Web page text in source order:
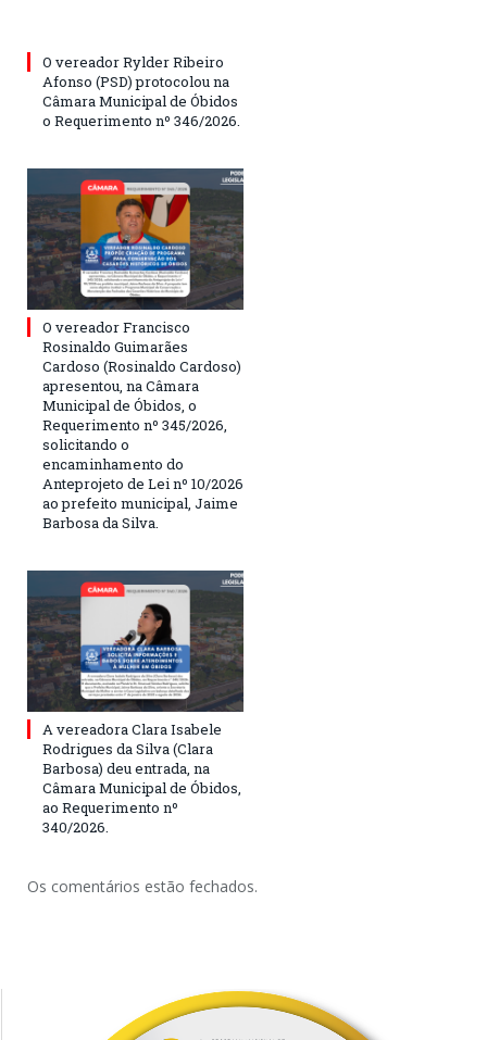
O vereador Rylder Ribeiro
Afonso (PSD) protocolou na
Câmara Municipal de Óbidos
o Requerimento nº 346/2026.
O vereador Francisco
Rosinaldo Guimarães
Cardoso (Rosinaldo Cardoso)
apresentou, na Câmara
Municipal de Óbidos, o
Requerimento nº 345/2026,
solicitando o
encaminhamento do
Anteprojeto de Lei nº 10/2026
ao prefeito municipal, Jaime
Barbosa da Silva.
A vereadora Clara Isabele
Rodrigues da Silva (Clara
Barbosa) deu entrada, na
Câmara Municipal de Óbidos,
ao Requerimento nº
340/2026.
Os comentários estão fechados.